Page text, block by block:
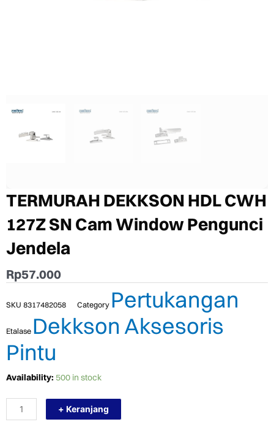
TERMURAH DEKKSON HDL CWH
127Z SN Cam Window Pengunci
Jendela
Rp57.000
SKU 8317482058 Category Pertukangan
Etalase Dekkson Aksesoris
Pintu
Availability: 500 in stock
TERMURAH
HDL
CWH
127Z
+ Keranjang